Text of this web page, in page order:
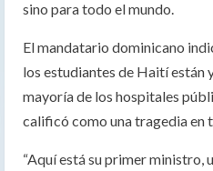
sino para todo el mundo.
El mandatario dominicano
los estudiantes de Haití están
mayoría de los hospitales
calificó como una tragedia en
“Aquí está su primer ministro,